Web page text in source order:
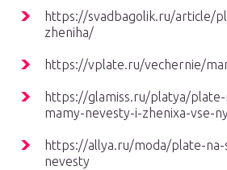
https://svadbagolik.ru/article/
zheniha/
https://vplate.ru/vechernie/
https://glamiss.ru/platya/plate-
mamy-nevesty-i-zhenixa-vse-
https://allya.ru/moda/plate-na-
nevesty